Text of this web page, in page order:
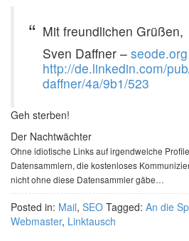
Mit freundlichen Grüßen,
Sven Daffner – seode.org
http://de.linkedin.com/
daffner/4a/9b1/523
Geh sterben!
Der Nachtwächter
Ohne idiotische Links auf irgendwelche
Datensammlern, die kostenloses
nicht ohne diese Datensammler gäbe…
Posted in: Mail, SEO Tagged: An die
Webmaster, Linktausch